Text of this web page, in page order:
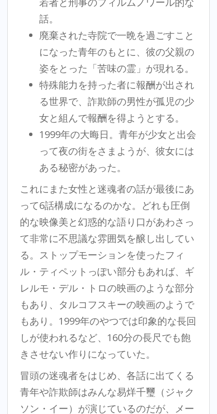
話。
廃棄された寺院で一晩を過ごすこと
になった青年のもとに、彼の父親の
姿をとった「苦味の霊」が現れる。
特殊能力を持った者に報酬が出され
る世界で、詐欺師の男性が孤児の少
女と組んで報酬を得ようとする。
1999年の大晦日。青年が少女と出会
って夜の街をさまようが、彼女には
ある秘密があった。
これにまた女性と迷魂者の話が最後にあ
って6話構成になるのかな。どれも圧倒
的な映像美と幻惑的な語り口があわさっ
て非常に不思議な雰囲気を醸し出してい
る。ストップモーションを使ったフィ
ル・ティペットっぽい部分もあれば、ギ
レルモ・デル・トロの映画のような部分
もあり、タルコフスキーの映画のようで
もあり。1999年のやつでは印象的な長回
しが使われるなど、160分の長尺でも飽
きさせない作りになっていた。
冒頭の迷魂者をはじめ、各話に出てくる
青年や詐欺師はみんな易烊千璽（ジャク
ソン・イー）が演じているのだが、メー